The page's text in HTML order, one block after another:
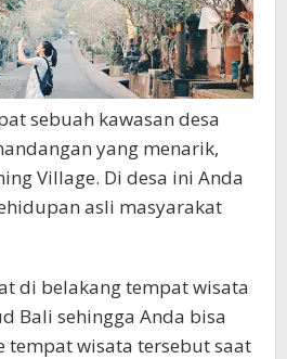
sebuah kawasan desa
yang menarik,
Village. Di desa ini Anda
asli masyarakat
di belakang tempat wisata
Bali sehingga Anda bisa
tempat wisata tersebut saat